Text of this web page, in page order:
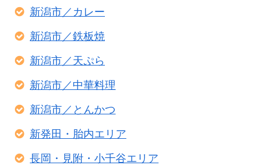
新潟市／カレー
新潟市／鉄板焼
新潟市／天ぷら
新潟市／中華料理
新潟市／とんかつ
新発田・胎内エリア
長岡・見附・小千谷エリア